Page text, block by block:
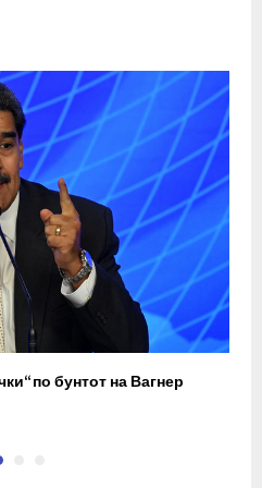
по бунтот на Вагнер